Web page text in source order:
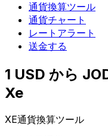
通貨換算ツール
通貨チャート
レートアラート
送金する
1 USD から
Xe
XE通貨換算ツール